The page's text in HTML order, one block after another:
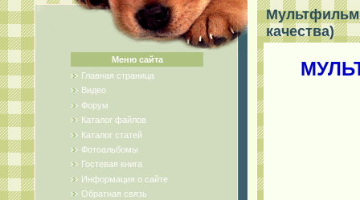
Меню сайта
Главная страница
Видео
Форум
Каталог файлов
Каталог статей
Фотоальбомы
Гостевая книга
Информация о сайте
Обратная связь
Мультфильм
качества)